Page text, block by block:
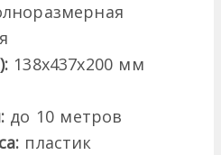
138х437х200 мм
до 10 метров
пластик